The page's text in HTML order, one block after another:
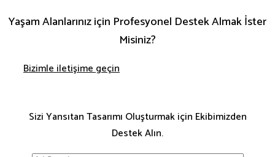
Yaşam Alanlarınız için Profesyonel Destek Almak İster
Misiniz?
Bizimle iletişime geçin
Sizi Yansıtan Tasarımı Oluşturmak için Ekibimizden
Destek Alın.